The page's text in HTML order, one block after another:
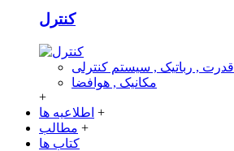
کنترل
قدرت , رباتیک , سیستم کنترلی
مکانیک , هوافضا
+
اطلاعیه ها +
مطالب +
کتاب ها